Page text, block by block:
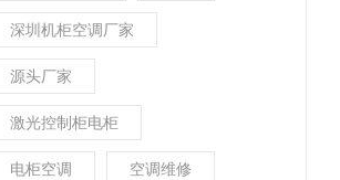
深圳机柜空调厂家
源头厂家
激光控制柜电柜
电柜空调 空调维修